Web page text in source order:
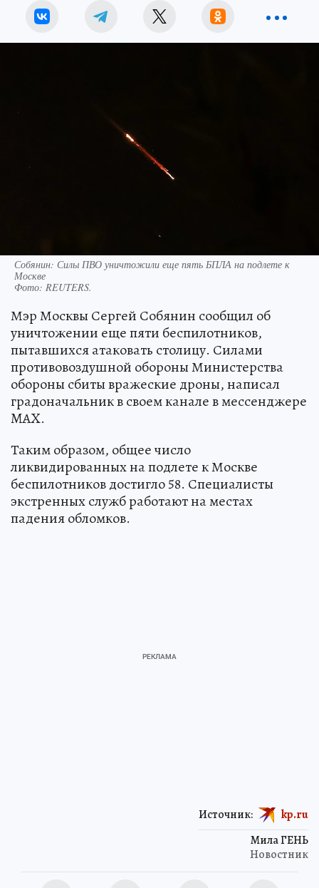
Собянин: Силы ПВО уничтожили еще пять БПЛА на подлете к
Москве
Фото: REUTERS.
Мэр Москвы Сергей Собянин сообщил об
уничтожении еще пяти беспилотников,
пытавшихся атаковать столицу. Силами
противовоздушной обороны Министерства
обороны сбиты вражеские дроны, написал
градоначальник в своем канале в мессенджере
MAX.
Таким образом, общее число
ликвидированных на подлете к Москве
беспилотников достигло 58. Специалисты
экстренных служб работают на местах
падения обломков.
Мила ГЕНЬ
Новостник
Источник: kp.ru